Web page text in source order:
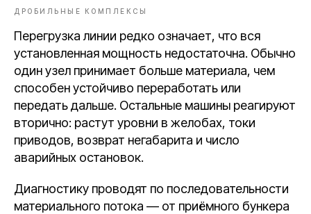
ДРОБИЛЬНЫЕ КОМПЛЕКСЫ
Перегрузка линии редко означает, что вся
установленная мощность недостаточна. Обычно
один узел принимает больше материала, чем
способен устойчиво переработать или
передать дальше. Остальные машины реагируют
вторично: растут уровни в желобах, токи
приводов, возврат негабарита и число
аварийных остановок.
Диагностику проводят по последовательности
материального потока — от приёмного бункера